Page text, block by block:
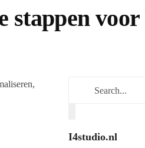
voor
I4studio.nl